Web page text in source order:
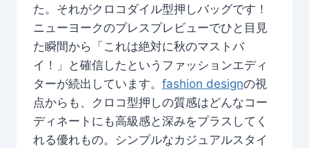
た。それがクロコダイル型押しバッグです！
ニューヨークのプレスプレビューでひと目見
た瞬間から「これは絶対に秋のマストバ
イ！」と確信したというファッションエディ
ターが続出しています。 fashion designの視
点からも、クロコ型押しの質感はどんなコー
ディネートにも高級感と深みをプラスしてく
れる優れもの。シンプルなカジュアルスタイ